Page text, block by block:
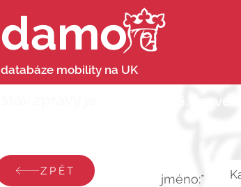
damo
databáze mobility na UK
ZPĚT
jméno:*